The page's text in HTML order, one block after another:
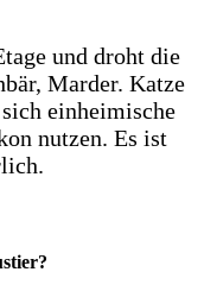
und droht die
Marder. Katze
einheimische
nutzen. Es ist